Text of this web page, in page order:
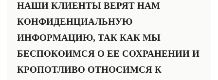
НАШИ КЛИЕНТЫ ВЕРЯТ НАМ
КОНФИДЕНЦИАЛЬНУЮ
ИНФОРМАЦИЮ, ТАК КАК МЫ
БЕСПОКОИМСЯ О ЕЕ СОХРАНЕНИИ И
КРОПОТЛИВО ОТНОСИМСЯ К